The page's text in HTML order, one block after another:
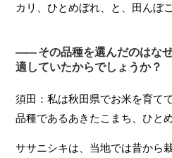
カリ、ひとめぼれ、と、田んぼ
―― その品種を選んだのはな
適していたからでしょうか？
須田：私は秋田県でお米を育て
品種であるあきたこまち、ひと
ササニシキは、当地では昔から